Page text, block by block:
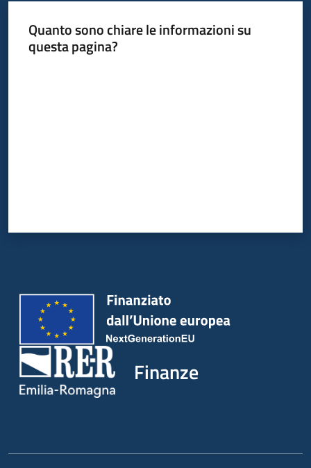
Quanto sono chiare le informazioni su
questa pagina?
Finanze